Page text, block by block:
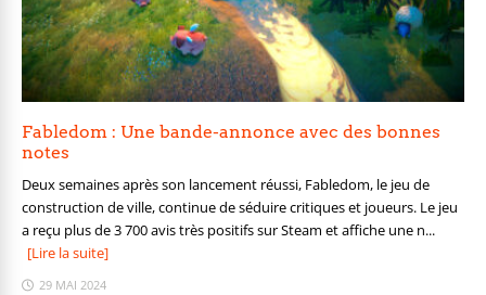
Fabledom : Une bande-annonce avec des bonnes
notes
Deux semaines après son lancement réussi, Fabledom, le jeu de
construction de ville, continue de séduire critiques et joueurs. Le jeu
a reçu plus de 3 700 avis très positifs sur Steam et affiche une n...
[Lire la suite]
29 MAI 2024